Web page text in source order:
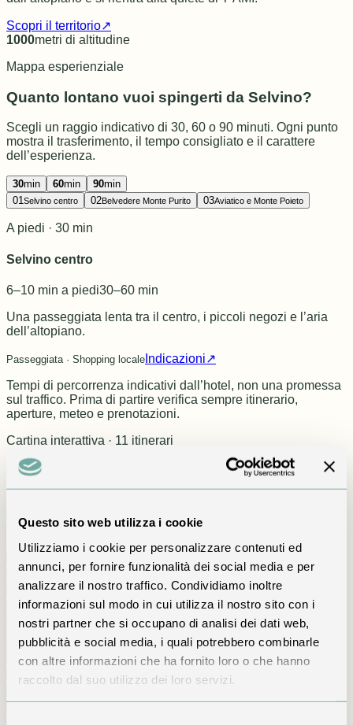
Questo sito web utilizza i cookie
Utilizziamo i cookie per personalizzare contenuti ed
annunci, per fornire funzionalità dei social media e per
analizzare il nostro traffico. Condividiamo inoltre
informazioni sul modo in cui utilizza il nostro sito con i
nostri partner che si occupano di analisi dei dati web,
pubblicità e social media, i quali potrebbero combinarle
con altre informazioni che ha fornito loro o che hanno
raccolto dal suo utilizzo dei loro servizi.
Scopri il territorio↗
1000metri di altitudine
Mappa esperienziale
Quanto lontano vuoi spingerti da Selvino?
Scegli un raggio indicativo di 30, 60 o 90 minuti. Ogni punto
mostra il trasferimento, il tempo consigliato e il carattere
dell’esperienza.
30min 60min 90min
01Selvino centro 02Belvedere Monte Purito 03Aviatico e Monte Poieto
A piedi · 30 min
Selvino centro
6–10 min a piedi30–60 min
Una passeggiata lenta tra il centro, i piccoli negozi e l’aria
dell’altopiano.
Passeggiata · Shopping locale Indicazioni↗
Tempi di percorrenza indicativi dall’hotel, non una promessa
sul traffico. Prima di partire verifica sempre itinerario,
aperture, meteo e prenotazioni.
Cartina interattiva · 11 itinerari
Scegli il sentiero con il tuo ritmo
diventano uno strumento semplice: filtra, confronta e poi
verifica condizioni e percorribilità con l’Infopoint.
Entro 1 ora
A001 Periplo Monte Purito
A002Vetta Monte Purito 1 h 00 · 2,2 km
A003Valle · Albino Scabla · Funivia1 h 05 · 4,0 km
A004Piazza · Butì · Bot · Sciesopoli 1 h 00 · 2,7 km
A005Cantor · Perello · Passata 2 h 10 · 5,8 km
A006Selvino · Parchi Osio · Roccolino0 h 55 · 2,5 km
Amora · Camocco · Ganda 2 h 35 · 5,7 km